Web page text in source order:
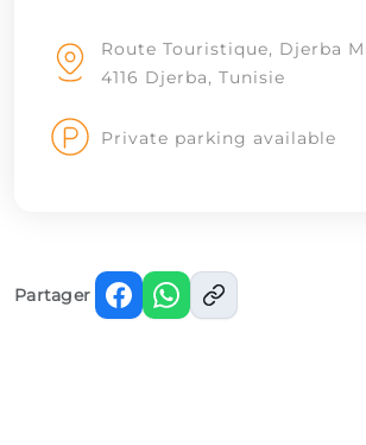
Route Touristique, Djerba
4116 Djerba, Tunisie
Private parking available
Partager